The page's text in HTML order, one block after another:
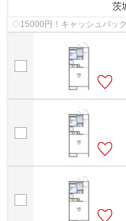
茨
◇15000円！キャッシュバッ